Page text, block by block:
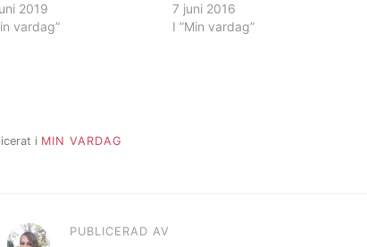
Piggelin, ja visst så
såklart svårt att
2019
vardag”
Hoppas vädret håller i sig till
jag går på semester nästa
7 juni 2016
I ”Min vardag”
i MIN VARDAG
PUBLICERAD AV